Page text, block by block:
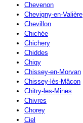
Chevenon
Chevigny-en-Valière
Chevillon
Chichée
Chichery
Chiddes
Chigy
Chissey-en-Morvan
Chissey-lès-Mâcon
Chitry-les-Mines
Chivres
Chorey
Ciel